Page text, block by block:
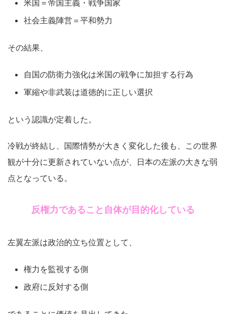
米国＝帝国主義・戦争国家
社会主義陣営＝平和勢力
その結果、
自国の防衛力強化は米国の戦争に加担する行為
軍縮や非武装は道徳的に正しい選択
という認識が定着した。
冷戦が終結し、国際情勢が大きく変化した後も、この世界
観が十分に更新されていない点が、日本の左派の大きな弱
点となっている。
反権力であること自体が目的化している
左翼左派は政治的立ち位置として、
権力を監視する側
政府に反対する側